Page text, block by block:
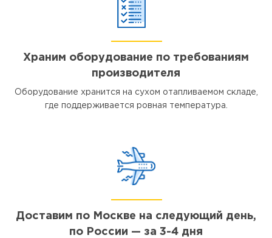
Храним оборудование по требованиям
производителя
Оборудование хранится на сухом отапливаемом складе,
где поддерживается ровная температура.
Доставим по Москве на следующий день,
по России — за 3-4 дня